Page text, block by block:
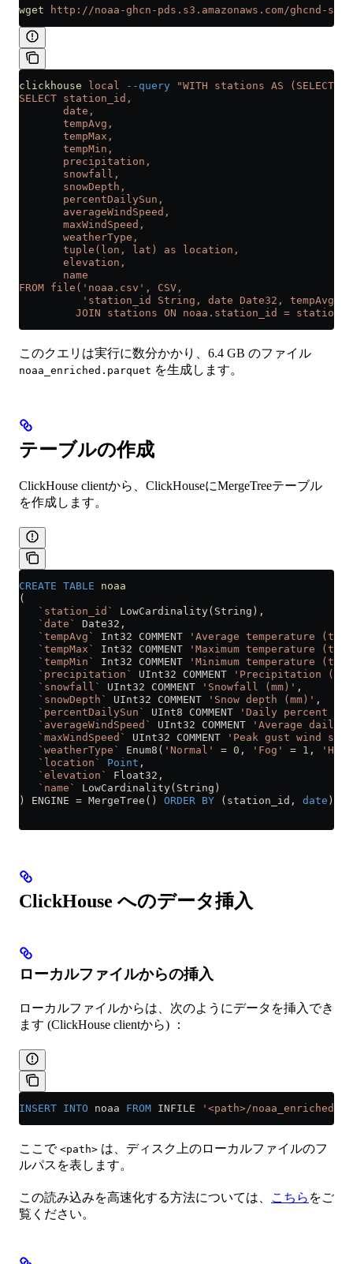
wget http://noaa-ghcn-pds.s3.amazonaws.com/ghcnd-
clickhouse local --query "WITH stations AS
SELECT station_id,
       date,
       tempAvg,
       tempMax,
       tempMin,
       precipitation,
       snowfall,
       snowDepth,
       percentDailySun,
       averageWindSpeed,
       maxWindSpeed,
       weatherType,
       tuple(lon, lat) as location,
       elevation,
       name
FROM file('noaa.csv', CSV,
'station_id String, date Date32, tempAvg
JOIN stations ON noaa.station_id =
このクエリは実行に数分かかり、6.4 GB のファイル
noaa_enriched.parquet を生成します。
テーブルの作成
ClickHouse clientから、ClickHouseにMergeTreeテーブル
を作成します。
CREATE TABLE noaa
(
   `station_id`
LowCardinality(String),
   `date`
Date32,
   `tempAvg`
Int32 COMMENT
'Average temperature
   `tempMax`
Int32 COMMENT
'Maximum temperature
   `tempMin`
Int32 COMMENT
'Minimum temperature
   `precipitation`
UInt32 COMMENT
'Precipitation
   `snowfall`
UInt32 COMMENT 'Snowfall (mm)' ,
   `snowDepth`
UInt32 COMMENT 'Snow depth (mm)' ,
   `percentDailySun`
UInt8 COMMENT
'Daily percent of
   `averageWindSpeed`
UInt32 COMMENT
'Average daily
   `maxWindSpeed`
UInt32 COMMENT
'Peak gust wind
   `weatherType`
Enum8( 'Normal' = 0 , 'Fog' = 1 ,
   `location`
Point ,
   `elevation`
Float32,
   `name`
LowCardinality(String)
) ENGINE = MergeTree() ORDER BY (station_id, date );
ClickHouse へのデータ挿入
ローカルファイルからの挿入
ローカルファイルからは、次のようにデータを挿入でき
ます (ClickHouse clientから) ：
INSERT INTO noaa FROM INFILE '<path>/
ここで <path> は、ディスク上のローカルファイルのフ
ルパスを表します。
この読み込みを高速化する方法については、 こちら をご
覧ください。